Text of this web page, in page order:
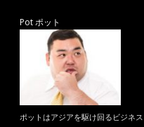
Pot ポット
ポットはアジアを駆け回るビジネス